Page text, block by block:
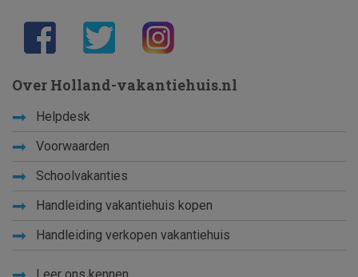
Over Holland-vakantiehuis.nl
Helpdesk
Voorwaarden
Schoolvakanties
Handleiding vakantiehuis kopen
Handleiding verkopen vakantiehuis